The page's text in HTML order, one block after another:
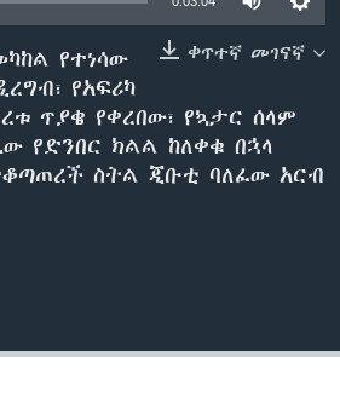
ቀጥተኛ መገናኛ
የተነሳው
የአፍሪካ
ጥያቄ የቀረበው፣ የኳታር ሰላም
የድንበር ክልል ከለቀቁ በኋላ
ስትል ጂቡቲ ባለፈው አርብ